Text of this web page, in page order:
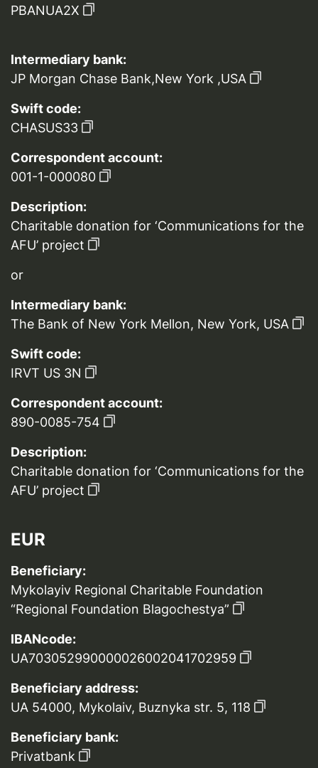
PBANUA2X
Intermediary bank:
JP Morgan Chase Bank,New York ,USA
Swift code:
CHASUS33
Correspondent account:
001-1-000080
Description:
Charitable donation for ‘Communications for the
AFU’ project
or
Intermediary bank:
The Bank of New York Mellon, New York, USA
Swift code:
IRVT US 3N
Correspondent account:
890-0085-754
Description:
Charitable donation for ‘Communications for the
AFU’ project
EUR
Beneficiary:
Mykolayiv Regional Charitable Foundation
“Regional Foundation Blagochestya”
IBANcode:
UA703052990000026002041702959
Beneficiary address:
UA 54000, Mykolaiv, Buznyka str. 5, 118
Beneficiary bank:
Privatbank